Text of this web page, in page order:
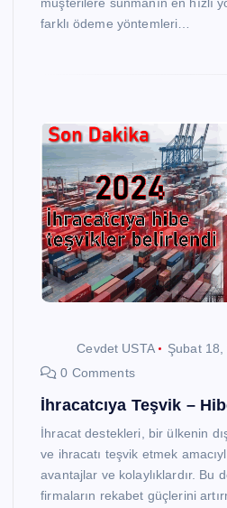
müşterilere sunmanın en hızlı
farklı ödeme yöntemleri…
Cevdet USTA
Şubat 18,
0 Comments
İhracatcıya Teşvik –
İhracat destekleri, bir ülkenin
ve ihracatı teşvik etmek
avantajlar ve kolaylıklardır. Bu
firmaların rekabet güçlerini